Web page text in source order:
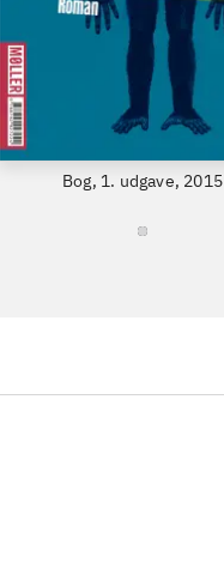
Bog, 1. udgave, 2015